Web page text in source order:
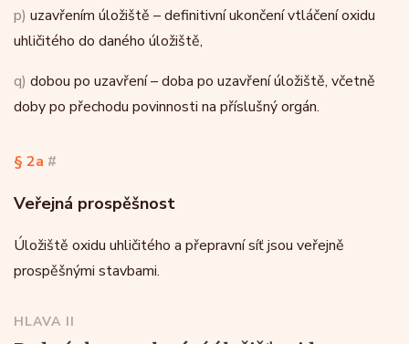
p) uzavřením úložiště – definitivní ukončení vtláčení oxidu
uhličitého do daného úložiště,
q) dobou po uzavření – doba po uzavření úložiště, včetně
doby po přechodu povinnosti na příslušný orgán.
§ 2a #
Veřejná prospěšnost
Úložiště oxidu uhličitého a přepravní síť jsou veřejně
prospěšnými stavbami.
HLAVA II